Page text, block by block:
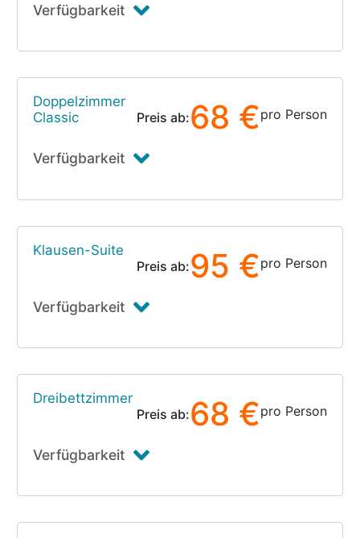
Verfügbarkeit
Doppelzimmer
Classic
Preis ab:68 €pro Person
Verfügbarkeit
Klausen-Suite
Preis ab:95 €pro Person
Verfügbarkeit
Dreibettzimmer
Preis ab:68 €pro Person
Verfügbarkeit